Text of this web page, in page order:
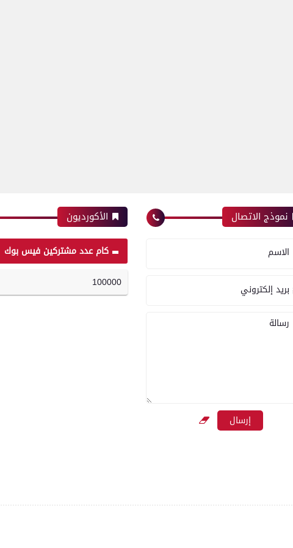
نموذج الاتصال
الاسم
بريد إلكتروني
رسالة
الأكورديون
كام عدد مشتركين فيس بوك
100000